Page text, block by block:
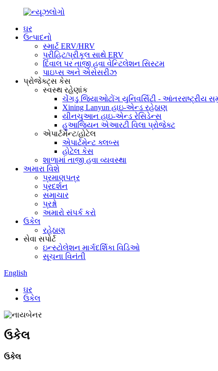
ઘર
ઉત્પાદનો
સ્માર્ટ ERV/HRV
પ્રીહિટ/પ્રીકૂલ સાથે ERV
દિવાલ પર તાજી હવા વેન્ટિલેશન સિસ્ટમ
પાઇપ્સ અને એસેસરીઝ
પ્રોજેક્ટ્સ કેસ
સ્વસ્થ રહેણાંક
ચેંગડુ જિયાઓટોંગ યુનિવર્સિટી - આંતરરાષ્ટ્રીય
Xining Lanyun હાઇ-એન્ડ રહેઠાણ
યીનચુઆન હાઇ-એન્ડ રેસિડેન્સ
હુઆજિયન એઆરટી વિલા પ્રોજેક્ટ
એપાર્ટમેન્ટ/હોટેલ
એપાર્ટમેન્ટ ક્લબ્સ
હોટેલ કેસ
શાળામાં તાજી હવા વ્યવસ્થા
અમારા વિશે
પ્રમાણપત્ર
પ્રદર્શન
સમાચાર
પ્રશ્નો
અમારો સંપર્ક કરો
ઉકેલ
રહેઠાણ
સેવા સપોર્ટ
ઇન્સ્ટોલેશન માર્ગદર્શિકા વિડિઓ
સૂચના વિનંતી
English
ઘર
ઉકેલ
ઉકેલ
ઉકેલ